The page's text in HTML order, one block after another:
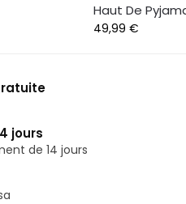
Haut De
49,99 €
jours
de 14 jours